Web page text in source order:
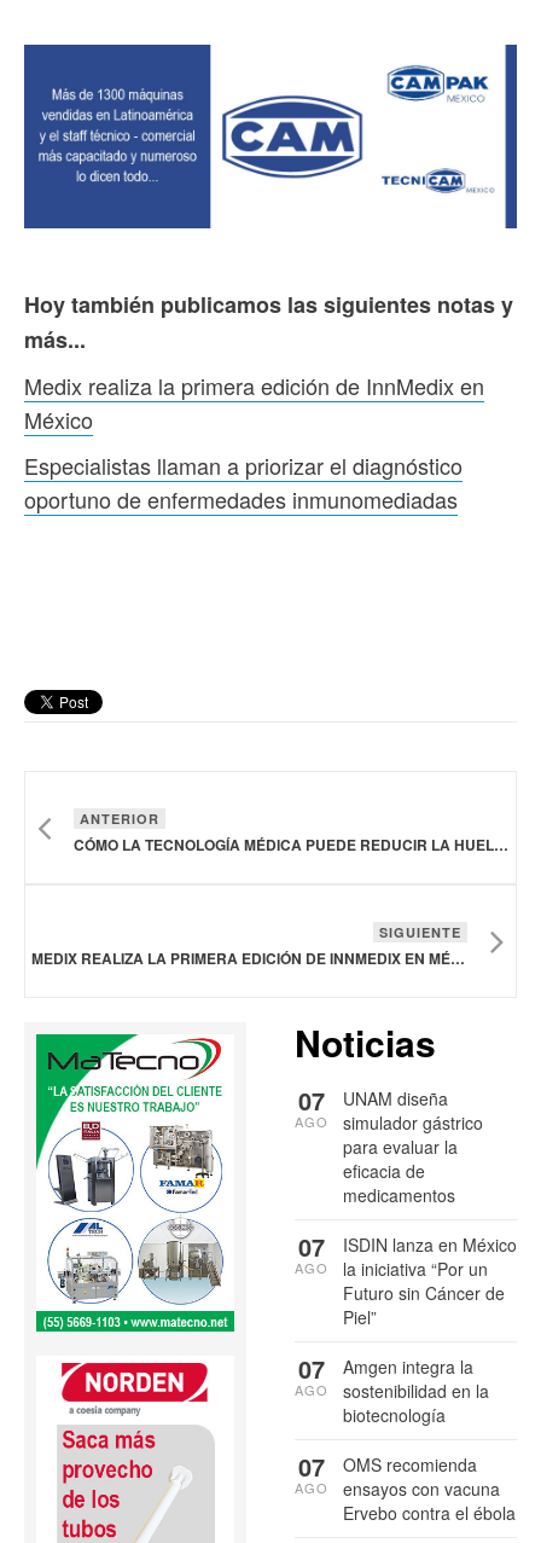
Hoy también publicamos las siguientes notas y
más...
Medix realiza la primera edición de InnMedix en
México
Especialistas llaman a priorizar el diagnóstico
oportuno de enfermedades inmunomediadas
ANTERIOR
CÓMO LA TECNOLOGÍA MÉDICA PUEDE REDUCIR LA HUELLA AMBIENTAL DEL SECTOR
SIGUIENTE
MEDIX REALIZA LA PRIMERA EDICIÓN DE INNMEDIX EN MÉXICO
Noticias
UNAM diseña
simulador gástrico
para evaluar la
eficacia de
medicamentos
07
AGO
ISDIN lanza en México
la iniciativa “Por un
Futuro sin Cáncer de
Piel”
07
AGO
Amgen integra la
sostenibilidad en la
biotecnología
07
AGO
OMS recomienda
ensayos con vacuna
Ervebo contra el ébola
07
AGO